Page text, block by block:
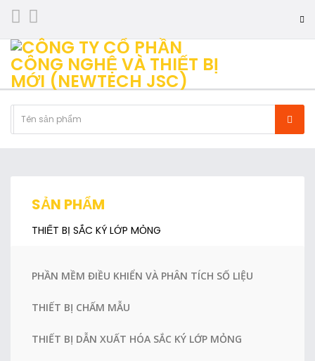
SẢN PHẨM
THIẾT BỊ SẮC KÝ LỚP MỎNG
PHẦN MỀM ĐIỀU KHIỂN VÀ PHÂN TÍCH SỐ LIỆU
THIẾT BỊ CHẤM MẪU
THIẾT BỊ DẪN XUẤT HÓA SẮC KÝ LỚP MỎNG